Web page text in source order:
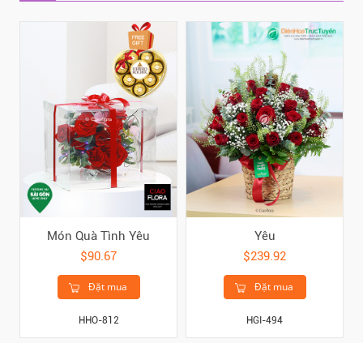
Món Quà Tình Yêu
$90.67
Đặt mua
HHO-812
Yêu
$239.92
Đặt mua
HGI-494